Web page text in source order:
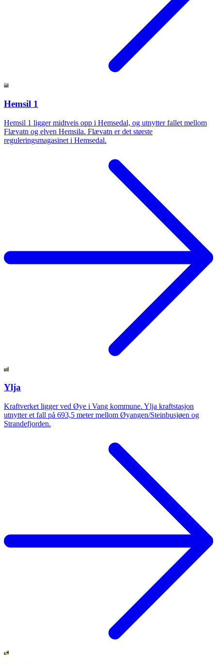
Hemsil 1
Hemsil 1 ligger midtveis opp i Hemsedal, og utnytter fallet mellom
Flævatn og elven Hemsila. Flævatn er det største
reguleringsmagasinet i Hemsedal.
Ylja
Kraftverket ligger ved Øye i Vang kommune. Ylja kraftstasjon
utnytter et fall på 693,5 meter mellom Øyangen/Steinbusjøen og
Strandefjorden.